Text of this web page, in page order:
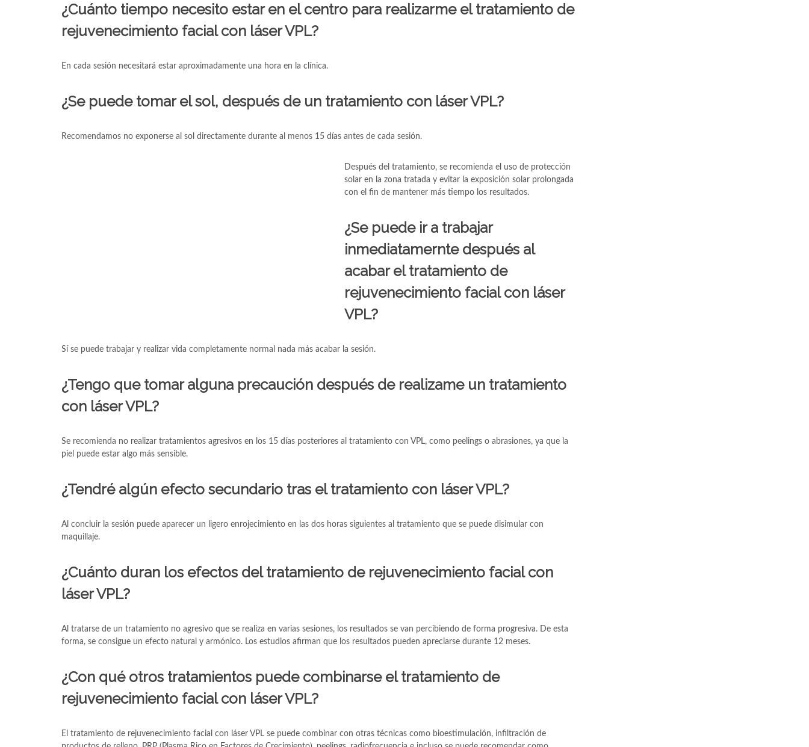
¿Cuánto tiempo necesito estar en el centro para realizarme el tratamiento de
rejuvenecimiento facial con láser VPL?
En cada sesión necesitará estar aproximadamente una hora en la clínica.
¿Se puede tomar el sol, después de un tratamiento con láser VPL?
Recomendamos no exponerse al sol directamente durante al menos 15 días antes de cada sesión.
Después del tratamiento, se recomienda el uso de protección
solar en la zona tratada y evitar la exposición solar prolongada
con el fin de mantener más tiempo los resultados.
¿Se puede ir a trabajar
inmediatamernte después al
acabar el tratamiento de
rejuvenecimiento facial con láser
VPL?
Sí se puede trabajar y realizar vida completamente normal nada más acabar la sesión.
¿Tengo que tomar alguna precaución después de realizame un tratamiento
con láser VPL?
Se recomienda no realizar tratamientos agresivos en los 15 días posteriores al tratamiento con VPL, como peelings o abrasiones, ya que la
piel puede estar algo más sensible.
¿Tendré algún efecto secundario tras el tratamiento con láser VPL?
Al concluir la sesión puede aparecer un ligero enrojecimiento en las dos horas siguientes al tratamiento que se puede disimular con
maquillaje.
¿Cuánto duran los efectos del tratamiento de rejuvenecimiento facial con
láser VPL?
Al tratarse de un tratamiento no agresivo que se realiza en varias sesiones, los resultados se van percibiendo de forma progresiva. De esta
forma, se consigue un efecto natural y armónico. Los estudios afirman que los resultados pueden apreciarse durante 12 meses.
¿Con qué otros tratamientos puede combinarse el tratamiento de
rejuvenecimiento facial con láser VPL?
El tratamiento de rejuvenecimiento facial con láser VPL se puede combinar con otras técnicas como bioestimulación, infiltración de